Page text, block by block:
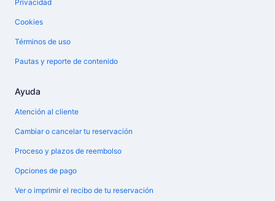
Privacidad
Cookies
Términos de uso
Pautas y reporte de contenido
Ayuda
Atención al cliente
Cambiar o cancelar tu reservación
Proceso y plazos de reembolso
Opciones de pago
Ver o imprimir el recibo de tu reservación